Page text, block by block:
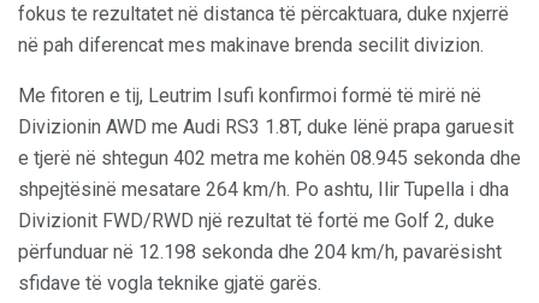
fokus te rezultatet në distanca të përcaktuara, duke nxjerrë
në pah diferencat mes makinave brenda secilit divizion.
Me fitoren e tij, Leutrim Isufi konfirmoi formë të mirë në
Divizionin AWD me Audi RS3 1.8T, duke lënë prapa garuesit
e tjerë në shtegun 402 metra me kohën 08.945 sekonda dhe
shpejtësinë mesatare 264 km/h. Po ashtu, Ilir Tupella i dha
Divizionit FWD/RWD një rezultat të fortë me Golf 2, duke
përfunduar në 12.198 sekonda dhe 204 km/h, pavarësisht
sfidave të vogla teknike gjatë garës.